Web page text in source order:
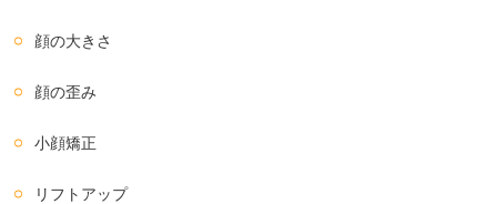
顔の大きさ
顔の歪み
小顔矯正
リフトアップ